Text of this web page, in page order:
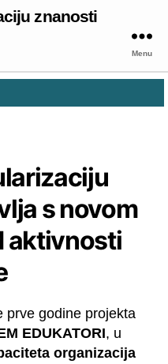
znanosti
Menu
s novom
aktivnosti
prve godine projekta
EDUKATORI, u
organizacija